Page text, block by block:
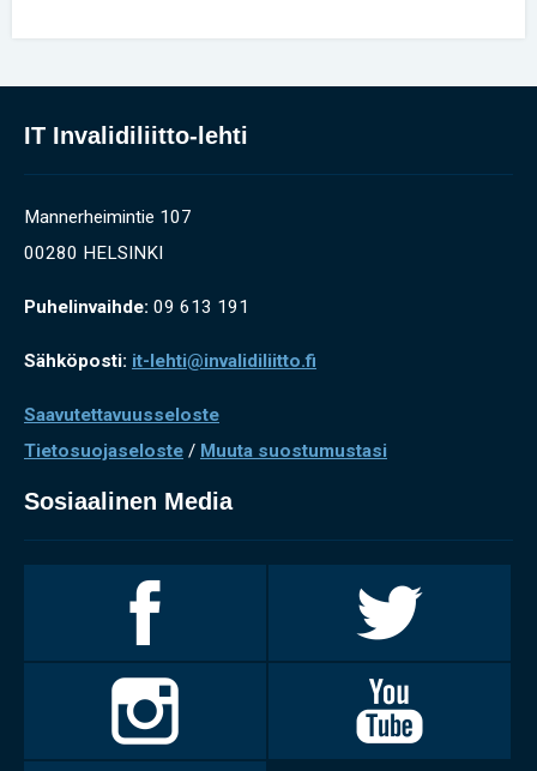
IT Invalidiliitto-lehti
Mannerheimintie 107
00280 HELSINKI
Puhelinvaihde: 09 613 191
Sähköposti: it-lehti@invalidiliitto.fi
Saavutettavuusseloste
Tietosuojaseloste / Muuta suostumustasi
Sosiaalinen Media
Facebookissa
Twitterissä
Invalidiliitto
Instagramissa
Youtubessa